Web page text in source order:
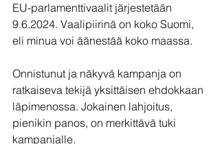
EU-parlamenttivaalit järjestetään
9.6.2024. Vaalipiirinä on koko Suomi,
eli minua voi äänestää koko maassa.
Onnistunut ja näkyvä kampanja on
ratkaiseva tekijä yksittäisen ehdokkaan
läpimenossa. Jokainen lahjoitus,
pienikin panos, on merkittävä tuki
kampanjalle.